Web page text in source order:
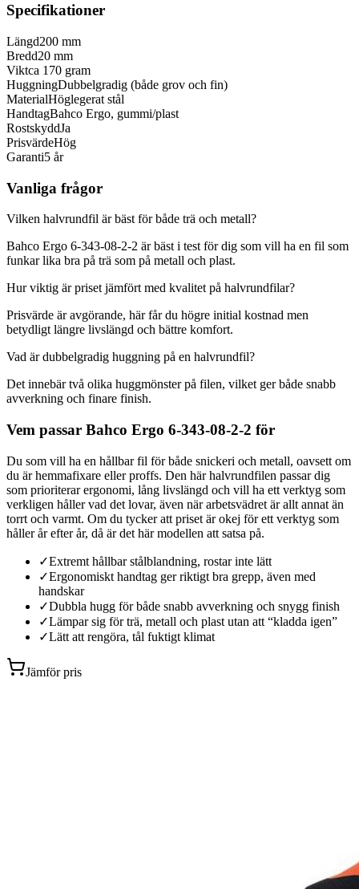
Specifikationer
Längd200 mm
Bredd20 mm
Viktca 170 gram
HuggningDubbelgradig (både grov och fin)
MaterialHöglegerat stål
HandtagBahco Ergo, gummi/plast
RostskyddJa
PrisvärdeHög
Garanti5 år
Vanliga frågor
Vilken halvrundfil är bäst för både trä och metall?
Bahco Ergo 6-343-08-2-2 är bäst i test för dig som vill ha en fil som
funkar lika bra på trä som på metall och plast.
Hur viktig är priset jämfört med kvalitet på halvrundfilar?
Prisvärde är avgörande, här får du högre initial kostnad men
betydligt längre livslängd och bättre komfort.
Vad är dubbelgradig huggning på en halvrundfil?
Det innebär två olika huggmönster på filen, vilket ger både snabb
avverkning och finare finish.
Vem passar Bahco Ergo 6-343-08-2-2 för
Du som vill ha en hållbar fil för både snickeri och metall, oavsett om
du är hemmafixare eller proffs. Den här halvrundfilen passar dig
som prioriterar ergonomi, lång livslängd och vill ha ett verktyg som
verkligen håller vad det lovar, även när arbetsvädret är allt annat än
torrt och varmt. Om du tycker att priset är okej för ett verktyg som
håller år efter år, då är det här modellen att satsa på.
✓Extremt hållbar stålblandning, rostar inte lätt
✓Ergonomiskt handtag ger riktigt bra grepp, även med
handskar
✓Dubbla hugg för både snabb avverkning och snygg finish
✓Lämpar sig för trä, metall och plast utan att “kladda igen”
✓Lätt att rengöra, tål fuktigt klimat
Jämför pris